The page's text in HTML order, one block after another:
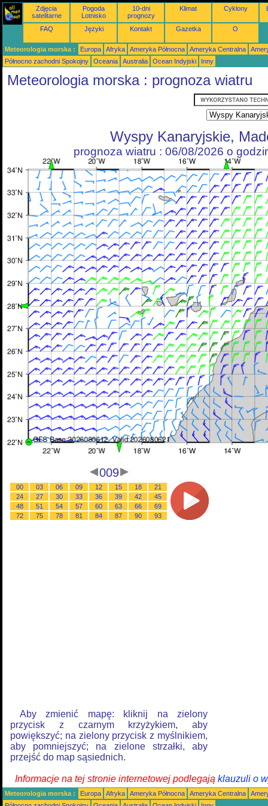
Zdjęcia
satelitarne
Pogoda
Lotnisko
10-dni
prognozy
Klimat Cyklony
FAQ Języki Kontakt Gazetka O
Meteorologia morska : Europa Afryka Ameryka Północna Ameryka Centralna
Północno zachodni Spokojny
Oceania Australia Ocean Indyjski Inny
Meteorologia morska : prognoza wiatru
Wyspy Kanaryjskie,
prognoza wiatru : 06/08/2026 o
009
00 03 06 09 12 15 18
21
24
27 30 33 36 39 42
45
48
51 54 57 60 63 66
69
72
75 78 81 84 87 90 93
Aby zmienić mapę: kliknij na zielony
przycisk z czarnym krzyżykiem, aby
powiększyć; na zielony przycisk z myślnikiem,
aby pomniejszyć; na zielone strzałki, aby
przejść do map sąsiednich.
Informacje na tej stronie internetowej podlegają klauzuli o
Meteorologia morska : Europa Afryka Ameryka Północna Ameryka Centralna